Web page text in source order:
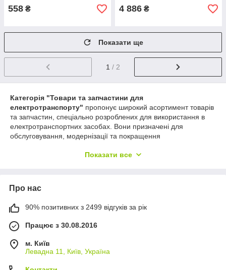
558 ₴ 4 886 ₴
Показати ще
1 / 2
Категорія "Товари та запчастини для
електротранспорту" пропонує широкий асортимент товарів
та запчастин, спеціально розроблених для використання в
електротранспортних засобах. Вони призначені для
обслуговування, модернізації та покращення
електровелосипедів та інших подібних пристроїв. Ось основні
та запчастини спеціально розроблені для відповідності
враховуючи їх особливості та вимоги. Це гарантує
Збільшення ефективності та продуктивності
Товари та запчастини для електротранспорту можуть
значно підвищити ефективність та продуктивність
Показати все
Про нас
90% позитивних з 2499 відгуків за рік
Працює з 30.08.2016
м. Київ
Левадна 11, Київ, Україна